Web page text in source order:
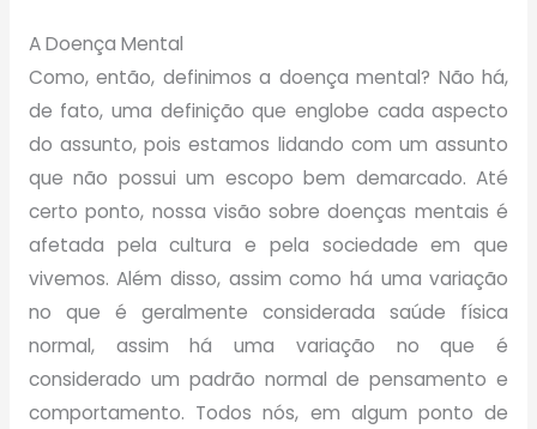
A Doença Mental
Como, então, definimos a doença mental? Não há,
de fato, uma definição que englobe cada aspecto
do assunto, pois estamos lidando com um assunto
que não possui um escopo bem demarcado. Até
certo ponto, nossa visão sobre doenças mentais é
afetada pela cultura e pela sociedade em que
vivemos. Além disso, assim como há uma variação
no que é geralmente considerada saúde física
normal, assim há uma variação no que é
considerado um padrão normal de pensamento e
comportamento. Todos nós, em algum ponto de